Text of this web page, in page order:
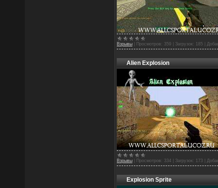
Взрывы Просмотров: 359 Загрузок: 185
Alien Explosion
Взрывы Просмотров: 334 Загрузок: 173
Explosion Sprite